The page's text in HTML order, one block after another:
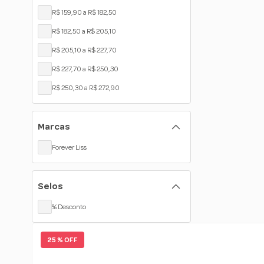
R$ 159,90 a R$ 182,50
R$ 182,50 a R$ 205,10
R$ 205,10 a R$ 227,70
R$ 227,70 a R$ 250,30
R$ 250,30 a R$ 272,90
Marcas
Forever Liss
Selos
% Desconto
25 % OFF